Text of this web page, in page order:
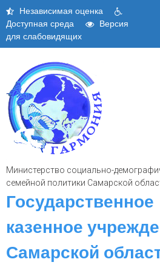
Skip
content
Независимая оценка
Доступная среда
Версия
для слабовидящих
Министерство социально-
семейной политики Самарской
Государственное
казенное
Самарской